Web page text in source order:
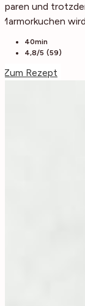
sparen und
Marmorkuchen
40min
4,8/5 (59)
Zum Rezept